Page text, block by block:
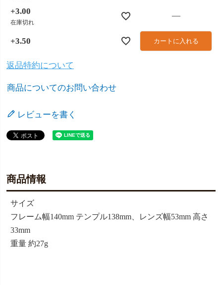
+3.00
在庫切れ
—
+3.50 カートに入れる
返品特約について
商品についてのお問い合わせ
レビューを書く
商品情報
サイズ
フレーム幅140mm テンプル138mm、レンズ幅53mm 高さ
33mm
重量 約27g